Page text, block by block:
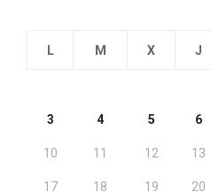
L M X J
3 4 5 6
10 11 12 13
17 18 19 20